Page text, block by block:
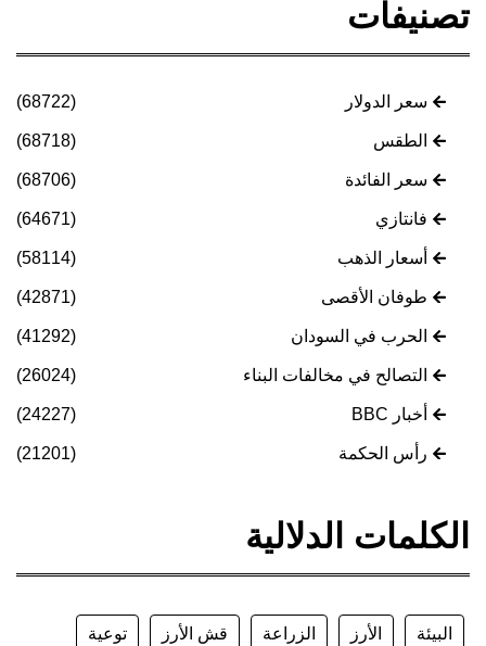
تصنيفات
سعر الدولار (68722)
الطقس (68718)
سعر الفائدة (68706)
فانتازي (64671)
أسعار الذهب (58114)
طوفان الأقصى (42871)
الحرب في السودان (41292)
التصالح في مخالفات البناء (26024)
أخبار BBC (24227)
رأس الحكمة (21201)
الكلمات الدلالية
البيئة الأرز الزراعة قش الأرز توعية